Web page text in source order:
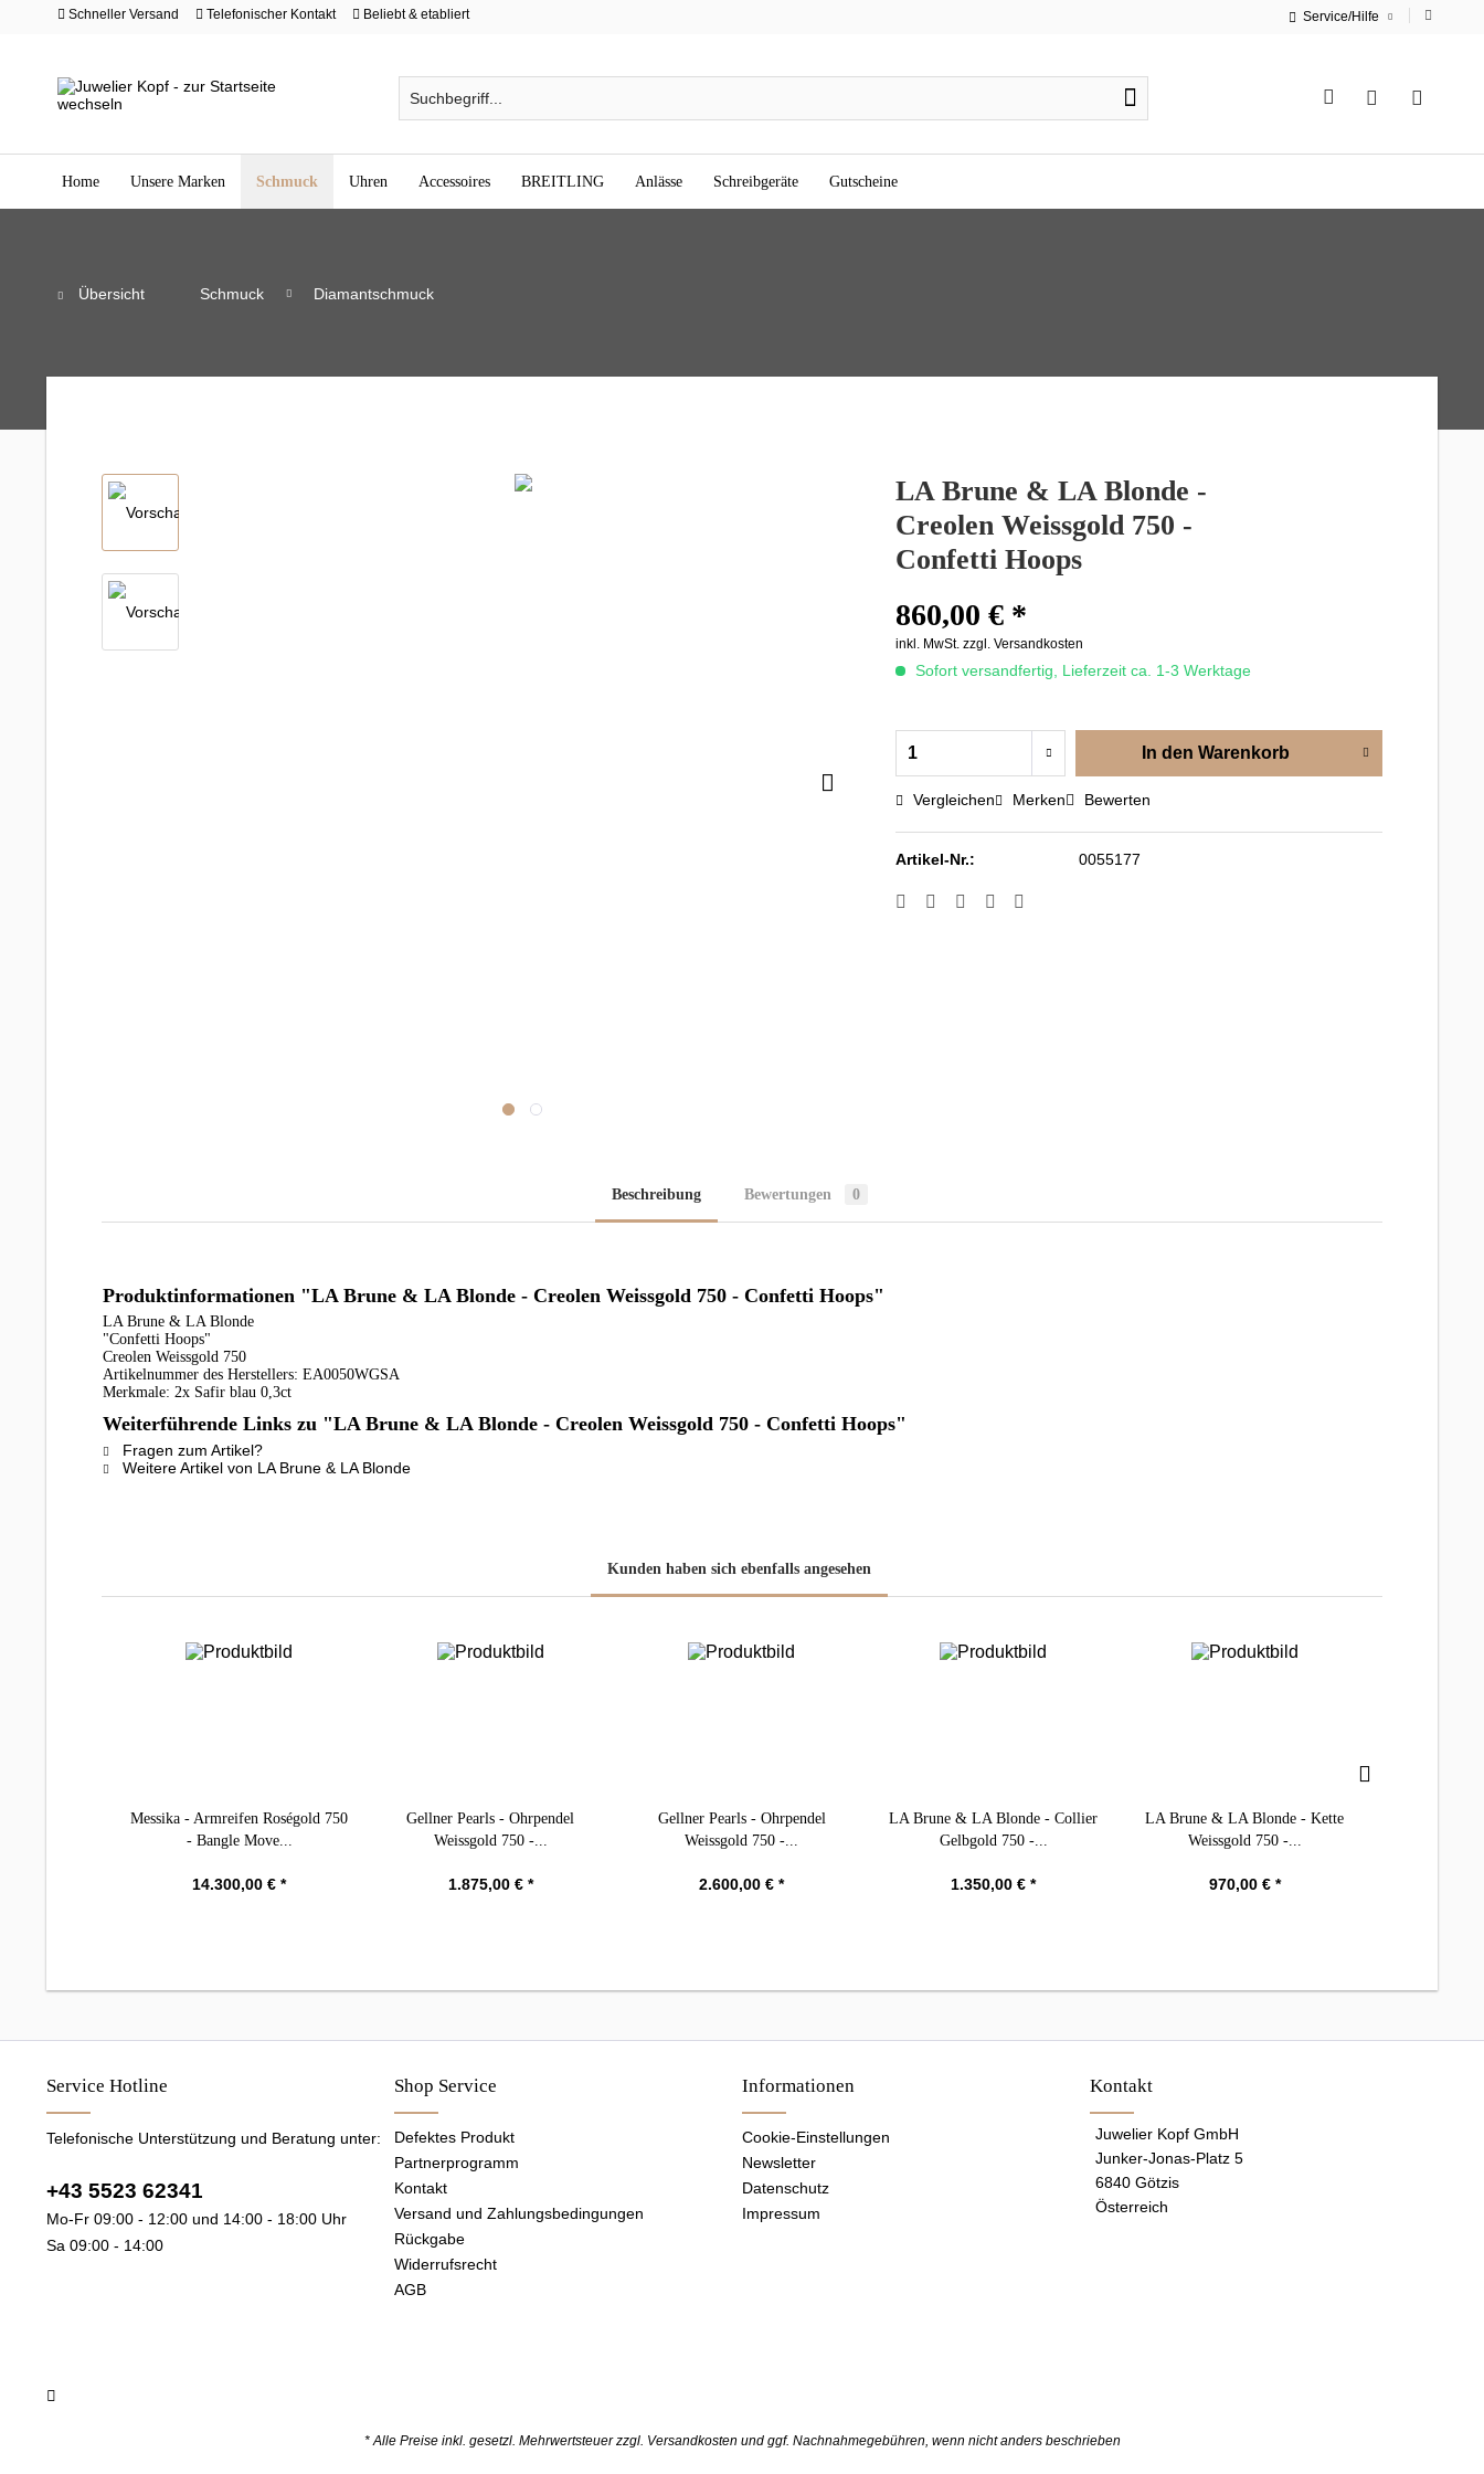
Schneller Versand Telefonischer Kontakt Beliebt & etabliert Service/Hilfe
Home Unsere Marken Schmuck Uhren Accessoires BREITLING Anlässe Schreibgeräte Gutscheine
Übersicht Schmuck Diamantschmuck
LA Brune & LA Blonde -
Creolen Weissgold 750 -
Confetti Hoops
860,00 € *
inkl. MwSt.zzgl. Versandkosten
Sofort versandfertig, Lieferzeit ca. 1-3 Werktage
In den Warenkorb
Vergleichen Merken Bewerten
Artikel-Nr.: 0055177
Beschreibung Bewertungen 0
Produktinformationen "LA Brune & LA Blonde - Creolen Weissgold 750 - Confetti Hoops"
LA Brune & LA Blonde
"Confetti Hoops"
Creolen Weissgold 750
Artikelnummer des Herstellers: EA0050WGSA
Merkmale: 2x Safir blau 0,3ct
Weiterführende Links zu "LA Brune & LA Blonde - Creolen Weissgold 750 - Confetti Hoops"
Fragen zum Artikel?
Weitere Artikel von LA Brune & LA Blonde
Kunden haben sich ebenfalls angesehen
Messika - Armreifen Roségold 750
- Bangle Move...
14.300,00 € *
Gellner Pearls - Ohrpendel
Weissgold 750 -...
1.875,00 € *
Gellner Pearls - Ohrpendel
Weissgold 750 -...
2.600,00 € *
LA Brune & LA Blonde - Collier
Gelbgold 750 -...
1.350,00 € *
LA Brune & LA Blonde - Kette
Weissgold 750 -...
970,00 € *
Service Hotline
Telefonische Unterstützung und Beratung unter:
+43 5523 62341
Mo-Fr 09:00 - 12:00 und 14:00 - 18:00 Uhr
Sa 09:00 - 14:00
Shop Service
Defektes Produkt
Partnerprogramm
Kontakt
Versand und Zahlungsbedingungen
Rückgabe
Widerrufsrecht
AGB
Informationen
Cookie-Einstellungen
Newsletter
Datenschutz
Impressum
Kontakt
Juwelier Kopf GmbH
Junker-Jonas-Platz 5
6840 Götzis
Österreich
* Alle Preise inkl. gesetzl. Mehrwertsteuer zzgl. Versandkosten und ggf. Nachnahmegebühren, wenn nicht anders beschrieben